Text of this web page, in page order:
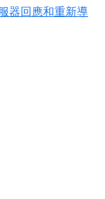
器回應和重新導